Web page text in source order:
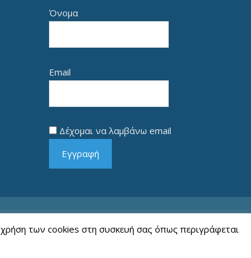
Όνομα
Email
Δέχομαι να λαμβάνω email
Εγγραφή
Copyright © 2026 Γεώργιος Κ. Μήτρου
των cookies στη συσκευή σας όπως περιγράφεται